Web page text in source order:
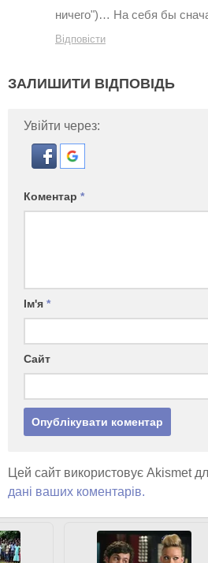
ничего")… На себя бы
Відповісти
ЗАЛИШИТИ ВІДПОВІДЬ
Увійти через:
Коментар *
Ім'я *
Сайт
Цей сайт використовує Akismet
дані ваших коментарів.